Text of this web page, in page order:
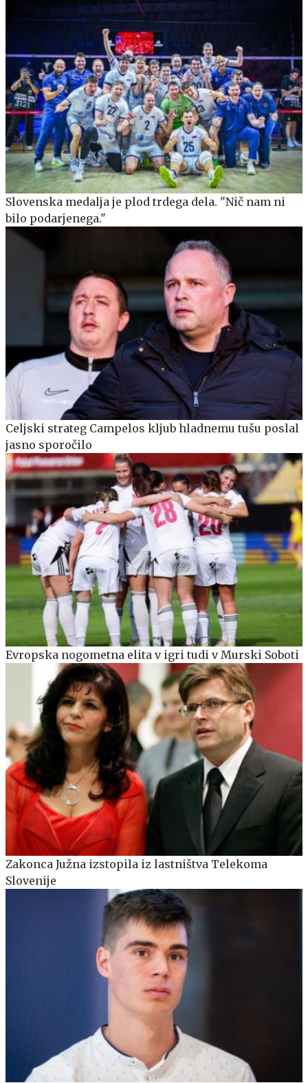
Slovenska medalja je plod trdega dela. "Nič nam ni
bilo podarjenega."
Celjski strateg Campelos kljub hladnemu tušu poslal
jasno sporočilo
Evropska nogometna elita v igri tudi v Murski Soboti
Zakonca Južna izstopila iz lastništva Telekoma
Slovenije